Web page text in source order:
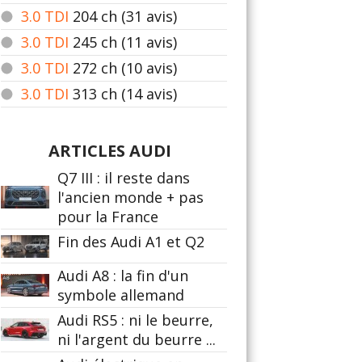
3.0 TDI 204 ch (31 avis)
3.0 TDI 245 ch (11 avis)
3.0 TDI 272 ch (10 avis)
3.0 TDI 313 ch (14 avis)
ARTICLES AUDI
Q7 III : il reste dans
l'ancien monde + pas
pour la France
Fin des Audi A1 et Q2
Audi A8 : la fin d'un
symbole allemand
Audi RS5 : ni le beurre,
ni l'argent du beurre ...